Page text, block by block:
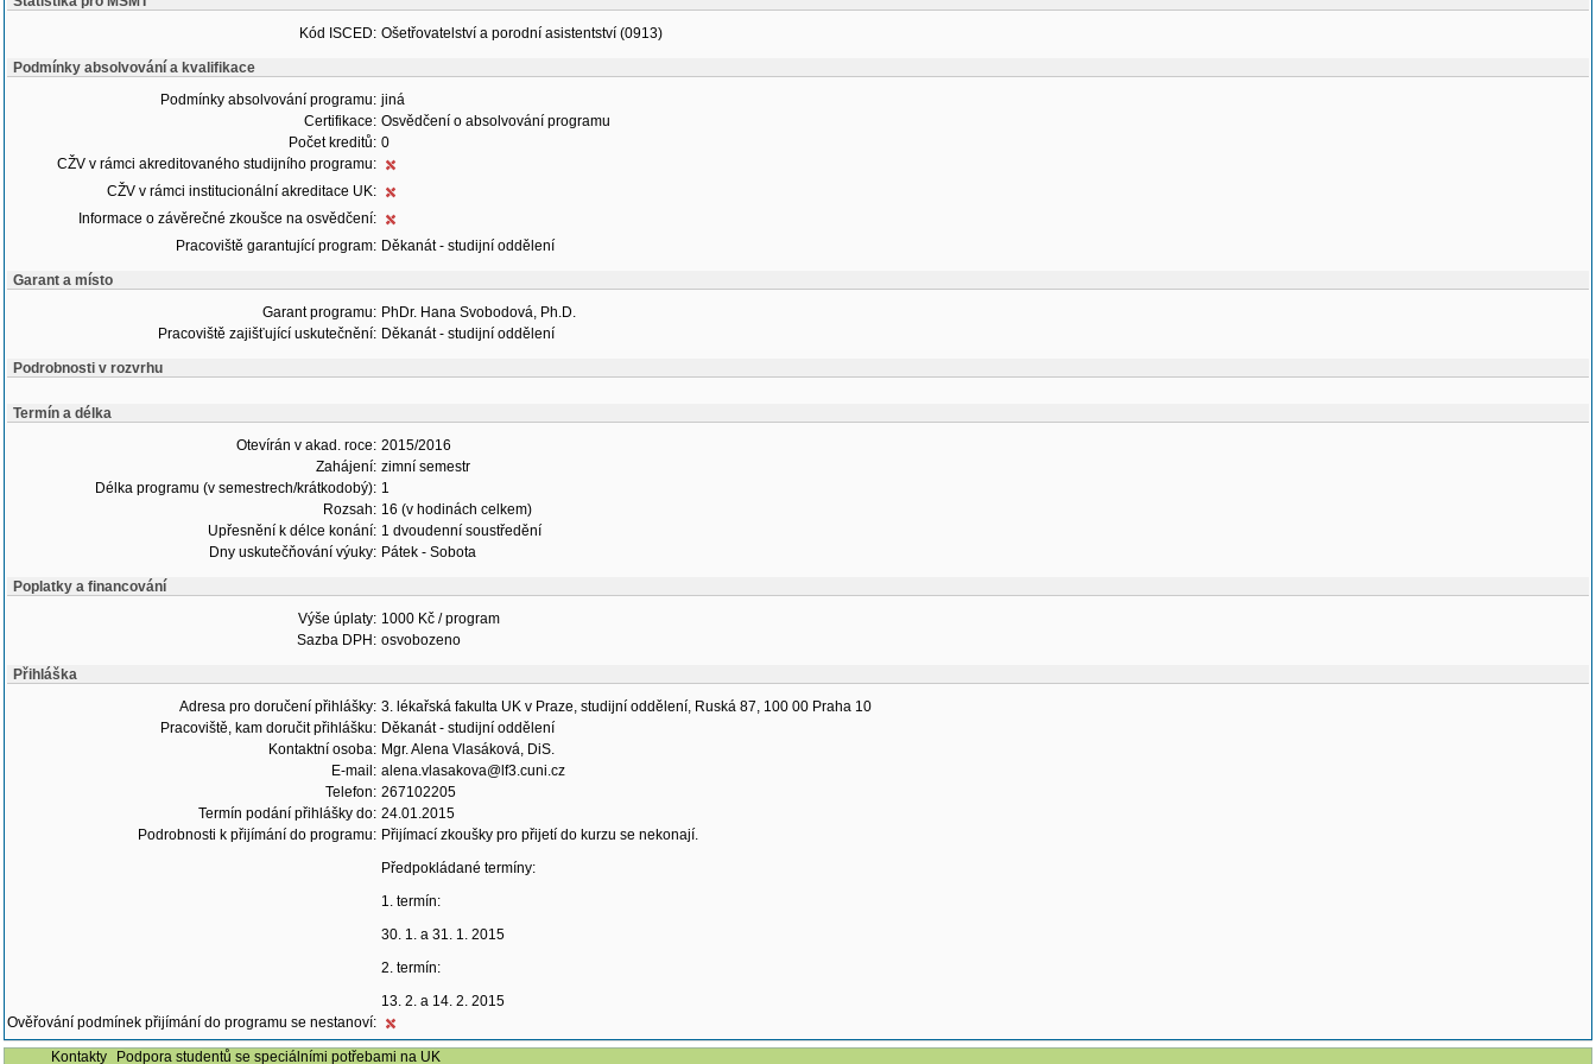
Kód ISCED: Ošetřovatelství a porodní asistentství (0913)
Podmínky absolvování a kvalifikace
Podmínky absolvování programu: jiná
Certifikace: Osvědčení o absolvování programu
Počet kreditů: 0
CŽV v rámci akreditovaného studijního programu:
CŽV v rámci institucionální akreditace UK:
Informace o závěrečné zkoušce na osvědčení:
Pracoviště garantující program: Děkanát - studijní oddělení
Garant a místo
Garant programu: PhDr. Hana Svobodová, Ph.D.
Pracoviště zajišťující uskutečnění: Děkanát - studijní oddělení
Podrobnosti v rozvrhu
Termín a délka
Otevírán v akad. roce: 2015/2016
Zahájení: zimní semestr
Délka programu (v semestrech/krátkodobý): 1
Rozsah: 16 (v hodinách celkem)
Upřesnění k délce konání: 1 dvoudenní soustředění
Dny uskutečňování výuky: Pátek - Sobota
Poplatky a financování
Výše úplaty: 1000 Kč / program
Sazba DPH: osvobozeno
Přihláška
Adresa pro doručení přihlášky: 3. lékařská fakulta UK v Praze, studijní oddělení, Ruská 87, 100 00 Praha 10
Pracoviště, kam doručit přihlášku: Děkanát - studijní oddělení
Kontaktní osoba: Mgr. Alena Vlasáková, DiS.
E-mail: alena.vlasakova@lf3.cuni.cz
Telefon: 267102205
Termín podání přihlášky do: 24.01.2015
Podrobnosti k přijímání do programu: Přijímací zkoušky pro přijetí do kurzu se nekonají.
Předpokládané termíny:
1. termín:
30. 1. a 31. 1. 2015
2. termín:
13. 2. a 14. 2. 2015
Ověřování podmínek přijímání do programu se nestanoví:
Kontakty Podpora studentů se speciálními potřebami na UK